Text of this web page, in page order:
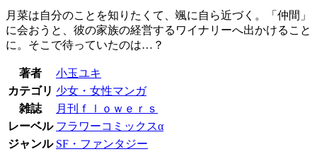
月菜は自分のことを知りたくて、颯に自ら近づく。「仲間」
に会おうと、彼の家族の経営するワイナリーへ出かけること
に。そこで待っていたのは…？
著者
小玉ユキ
カテゴリ 少女・女性マンガ
雑誌
月刊ｆｌｏｗｅｒｓ
レーベル フラワーコミックスα
ジャンル SF・ファンタジー